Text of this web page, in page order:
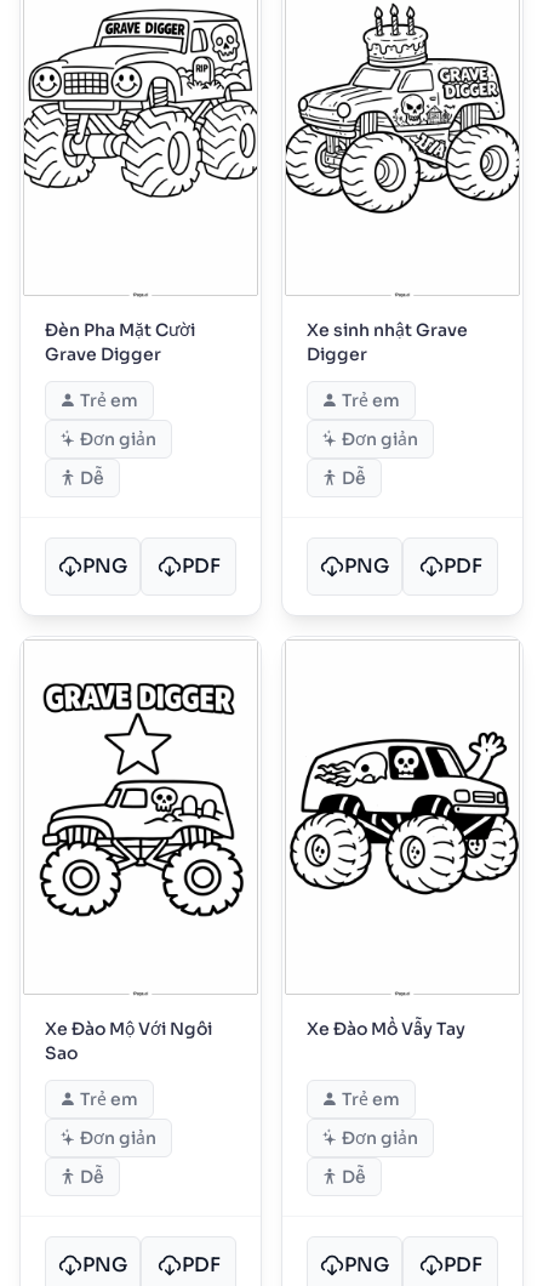
Đèn Pha Mặt Cười
Grave Digger
Trẻ em
Đơn giản
Dễ
PNG PDF
Xe sinh nhật Grave
Digger
Trẻ em
Đơn giản
Dễ
PNG PDF
Xe Đào Mộ Với Ngôi
Sao
Trẻ em
Đơn giản
Dễ
PNG PDF
Xe Đào Mồ Vẫy Tay
Trẻ em
Đơn giản
Dễ
PNG PDF